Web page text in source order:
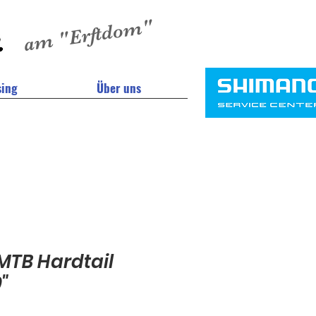
am "Erftdom"
Über uns
Hardtail